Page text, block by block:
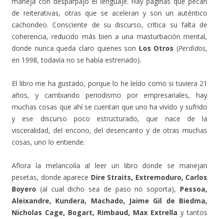
de reiterativas, otras que se aceleran y son un auténtico
cachondeo. Consciente de su discurso, crítica su falta de
coherencia, reducido más bien a una masturbación mental,
donde nunca queda claro quienes son Los Otros (Perdidos,
en 1998, todavía no se había estrenado).
El libro me ha gustado, porque lo he leído como si tuviera 21
años, y cambiando periodismo por empresariales, hay
muchas cosas que ahí se cuentan que uno ha vivido y sufrido
y ese discurso poco estructurado, que nace de la
visceralidad, del encono, del desencanto y de otras muchas
cosas, uno lo entiende.
Aflora la melancolía al leer un libro donde se manejan
pesetas, donde aparece Dire Straits, Extremoduro, Carlos
Boyero (al cual dicho sea de paso no soporta), Pessoa,
Aleixandre, Kundera, Machado, Jaime Gil de Biedma,
Nicholas Cage, Bogart, Rimbaud, Max Extrella y tantos